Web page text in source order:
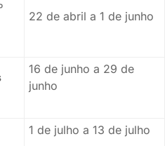
22 de abril a 1 de junho
16 de junho a 29 de
junho
1 de julho a 13 de julho